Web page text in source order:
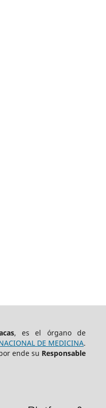
, es el órgano de
DE MEDICINA.
ende su Responsable